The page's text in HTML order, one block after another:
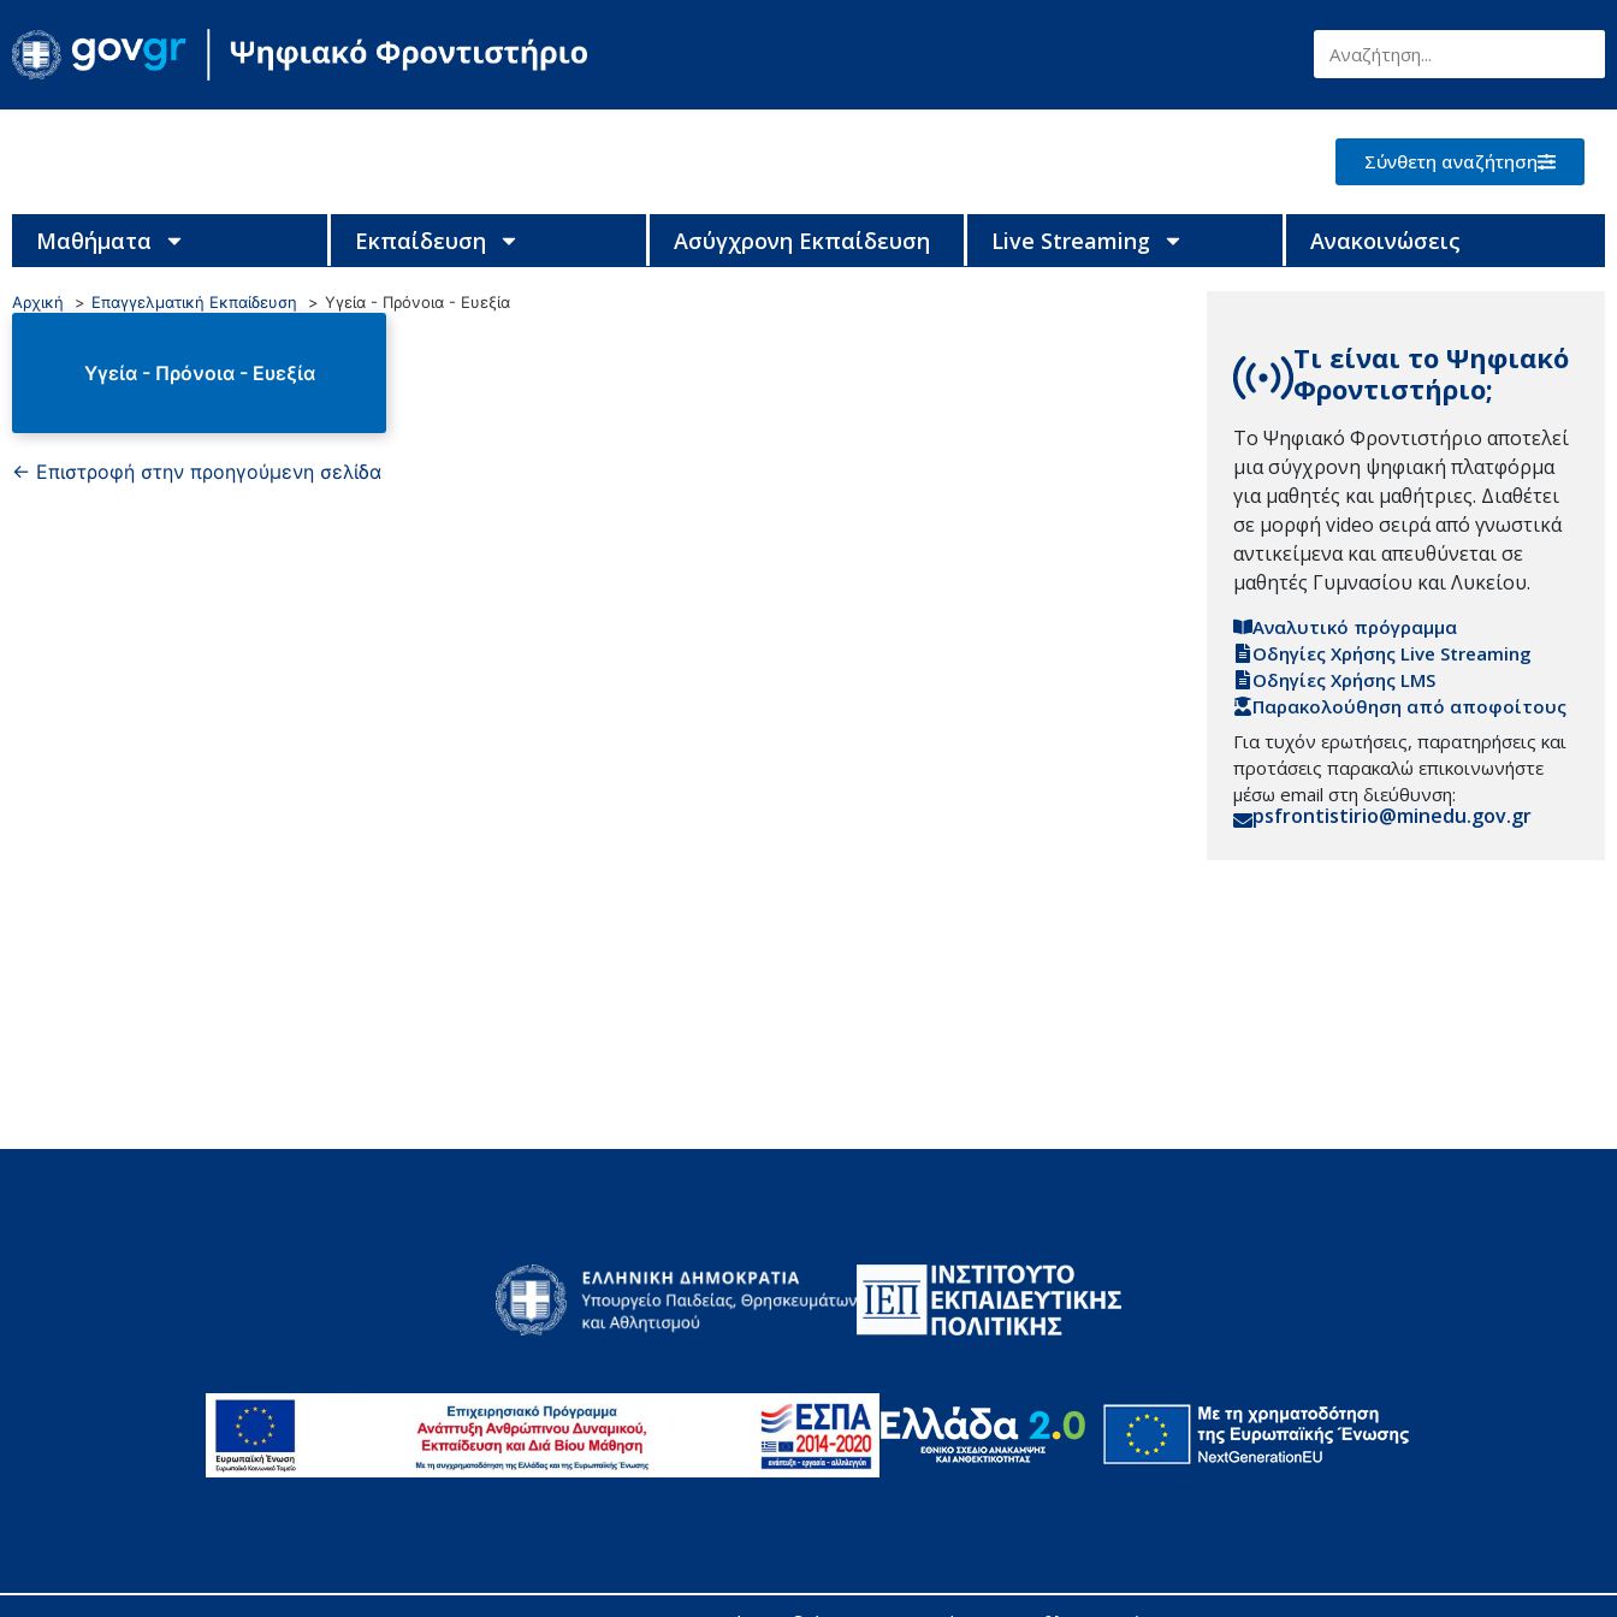
Σύνθετη αναζήτηση
Μαθήματα Εκπαίδευση Ασύγχρονη Εκπαίδευση Live Streaming Ανακοινώσεις
Αρχική Επαγγελματική Εκπαίδευση Υγεία - Πρόνοια - Ευεξία
Υγεία - Πρόνοια - Ευεξία
← Επιστροφή στην προηγούμενη σελίδα
Τι είναι το Ψηφιακό
Φροντιστήριο;
Το Ψηφιακό Φροντιστήριο αποτελεί
μια σύγχρονη ψηφιακή πλατφόρμα
για μαθητές και μαθήτριες. Διαθέτει
σε μορφή video σειρά από γνωστικά
αντικείμενα και απευθύνεται σε
μαθητές Γυμνασίου και Λυκείου.
Αναλυτικό πρόγραμμα
Οδηγίες Χρήσης Live Streaming
Οδηγίες Χρήσης LMS
Παρακολούθηση από αποφοίτους
Για τυχόν ερωτήσεις, παρατηρήσεις και
προτάσεις παρακαλώ επικοινωνήστε
μέσω email στη διεύθυνση:
psfrontistirio@minedu.gov.gr